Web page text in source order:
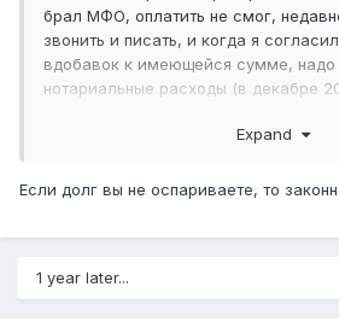
брал МФО, оплатить не смог,
звонить и писать, и когда я
вдобавок к имеющейся сумме, надо
нотариальные расходы (в декабре
лист, я в свою очередь, написал
Законно ли то, что я должен
Благодарю
Expand
Если долг вы не оспариваете, то
1 year later...